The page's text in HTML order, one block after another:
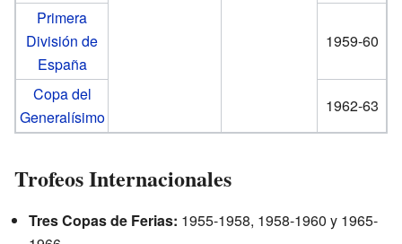
Primera
División de
España
1959-60
Copa del
Generalísimo
1962-63
Trofeos Internacionales
Tres Copas de Ferias: 1955-1958, 1958-1960 y 1965-